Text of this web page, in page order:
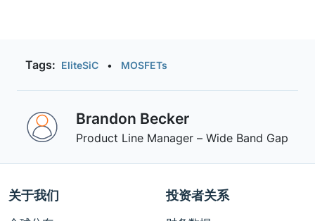
Tags: EliteSiC • MOSFETs
Brandon Becker
Product Line Manager – Wide Band Gap
关于我们 投资者关系